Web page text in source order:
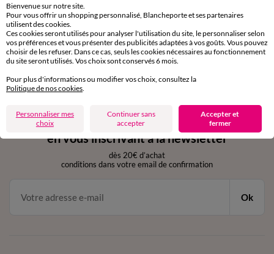
Retours gratuits
sous 30 jours avec Mondial Relay uniquement
Service clients
par chat et par téléphone
11€ Offerts
en vous inscrivant à la newsletter
dès 20€ d’achat
conditions dans votre email de confirmation
Ok
Bienvenue sur notre site.
Pour vous offrir un shopping personnalisé, Blancheporte et ses partenaires
utilisent des cookies.
Ces cookies seront utilisés pour analyser l'utilisation du site, le personnaliser selon
vos préférences et vous présenter des publicités adaptées à vos goûts. Vous pouvez
choisir de les refuser. Dans ce cas, seuls les cookies nécessaires au fonctionnement
du site seront utilisés. Vos choix sont conservés 6 mois.
Pour plus d'informations ou modifier vos choix, consultez la
Politique de nos cookies
Personnaliser mes
choix
Continuer sans
accepter
Accepter et
fermer